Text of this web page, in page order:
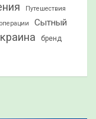
Путешествия
Сытный
бренд